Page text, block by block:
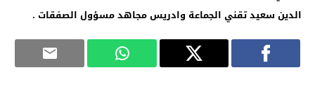
الدين سعيد تقني الجماعة وادريس مجاهد مسؤول الصفقات.